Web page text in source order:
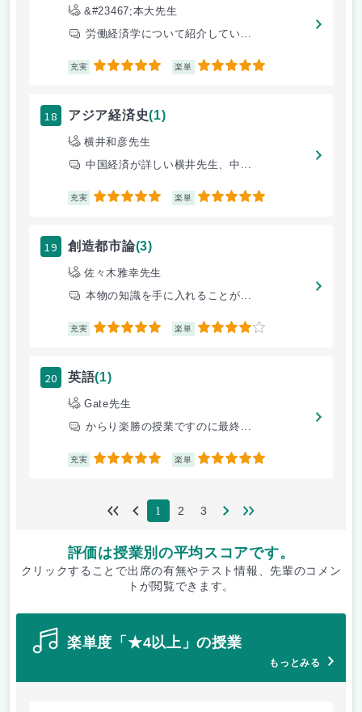
&#23467;本大先生
労働経済学について紹介してい...
充実 5 楽単 5
18 アジア経済史(1)
横井和彦先生
中国経済が詳しい横井先生、中...
充実 5 楽単 5
19 創造都市論(3)
佐々木雅幸先生
本物の知識を手に入れることが...
充実 5 楽単 4
20 英語(1)
Gate先生
からり楽勝の授業ですのに最終...
充実 5 楽単 5
1 2 3
評価は授業別の平均スコアです。
クリックすることで出席の有無やテスト情報、先輩のコメン
トが閲覧できます。
楽単度「★4以上」の授業
もっとみる